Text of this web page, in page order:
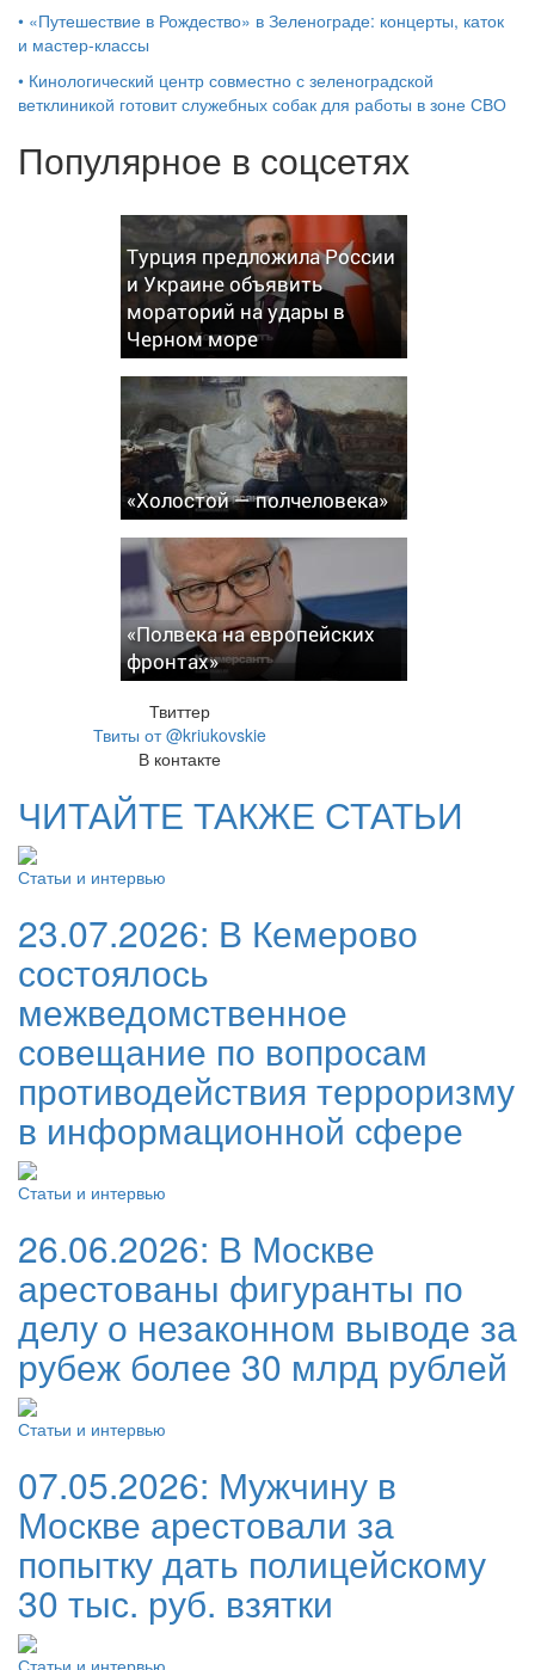
• «Путешествие в Рождество» в Зеленограде: концерты, каток
и мастер‑классы
• Кинологический центр совместно с зеленоградской
ветклиникой готовит служебных собак для работы в зоне СВО
Популярное в соцсетях
Турция предложила России
и Украине объявить
мораторий на удары в
Черном море
«Холостой — полчеловека»
«Полвека на европейских
фронтах»
Твиттер
Твиты от @kriukovskie
В контакте
ЧИТАЙТЕ ТАКЖЕ СТАТЬИ
Статьи и интервью
23.07.2026: В Кемерово
состоялось
межведомственное
совещание по вопросам
противодействия терроризму
в информационной сфере
Статьи и интервью
26.06.2026: В Москве
арестованы фигуранты по
делу о незаконном выводе за
рубеж более 30 млрд рублей
Статьи и интервью
07.05.2026: Мужчину в
Москве арестовали за
попытку дать полицейскому
30 тыс. руб. взятки
Статьи и интервью